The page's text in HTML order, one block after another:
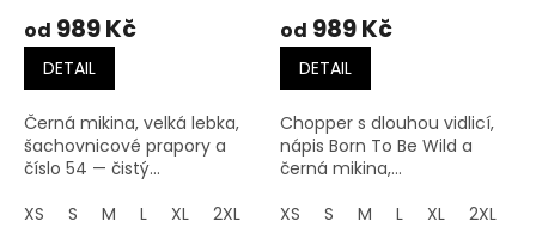
od 989 Kč
DETAIL
Černá mikina, velká lebka,
šachovnicové prapory a
číslo 54 — čistý...
XS
S M L XL 2XL 3XL 4XL 5XL
od 989 Kč
DETAIL
Chopper s dlouhou vidlicí,
nápis Born To Be Wild a
černá mikina,...
XS
S M L XL 2XL